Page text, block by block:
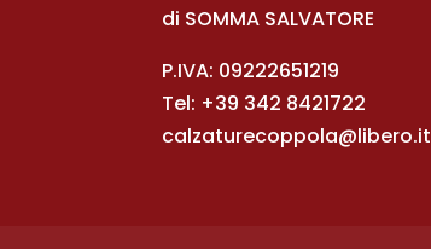
di SOMMA SALVATORE
P.IVA: 09222651219
Tel: +39 342 8421722
calzaturecoppola@libero.it